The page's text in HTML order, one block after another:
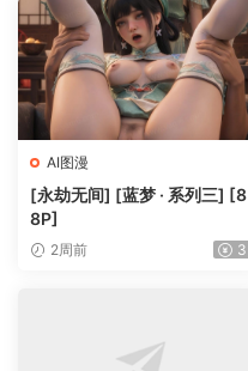
AI图漫
[永劫无间] [蓝梦 · 系列三] [8
8P]
2周前 3